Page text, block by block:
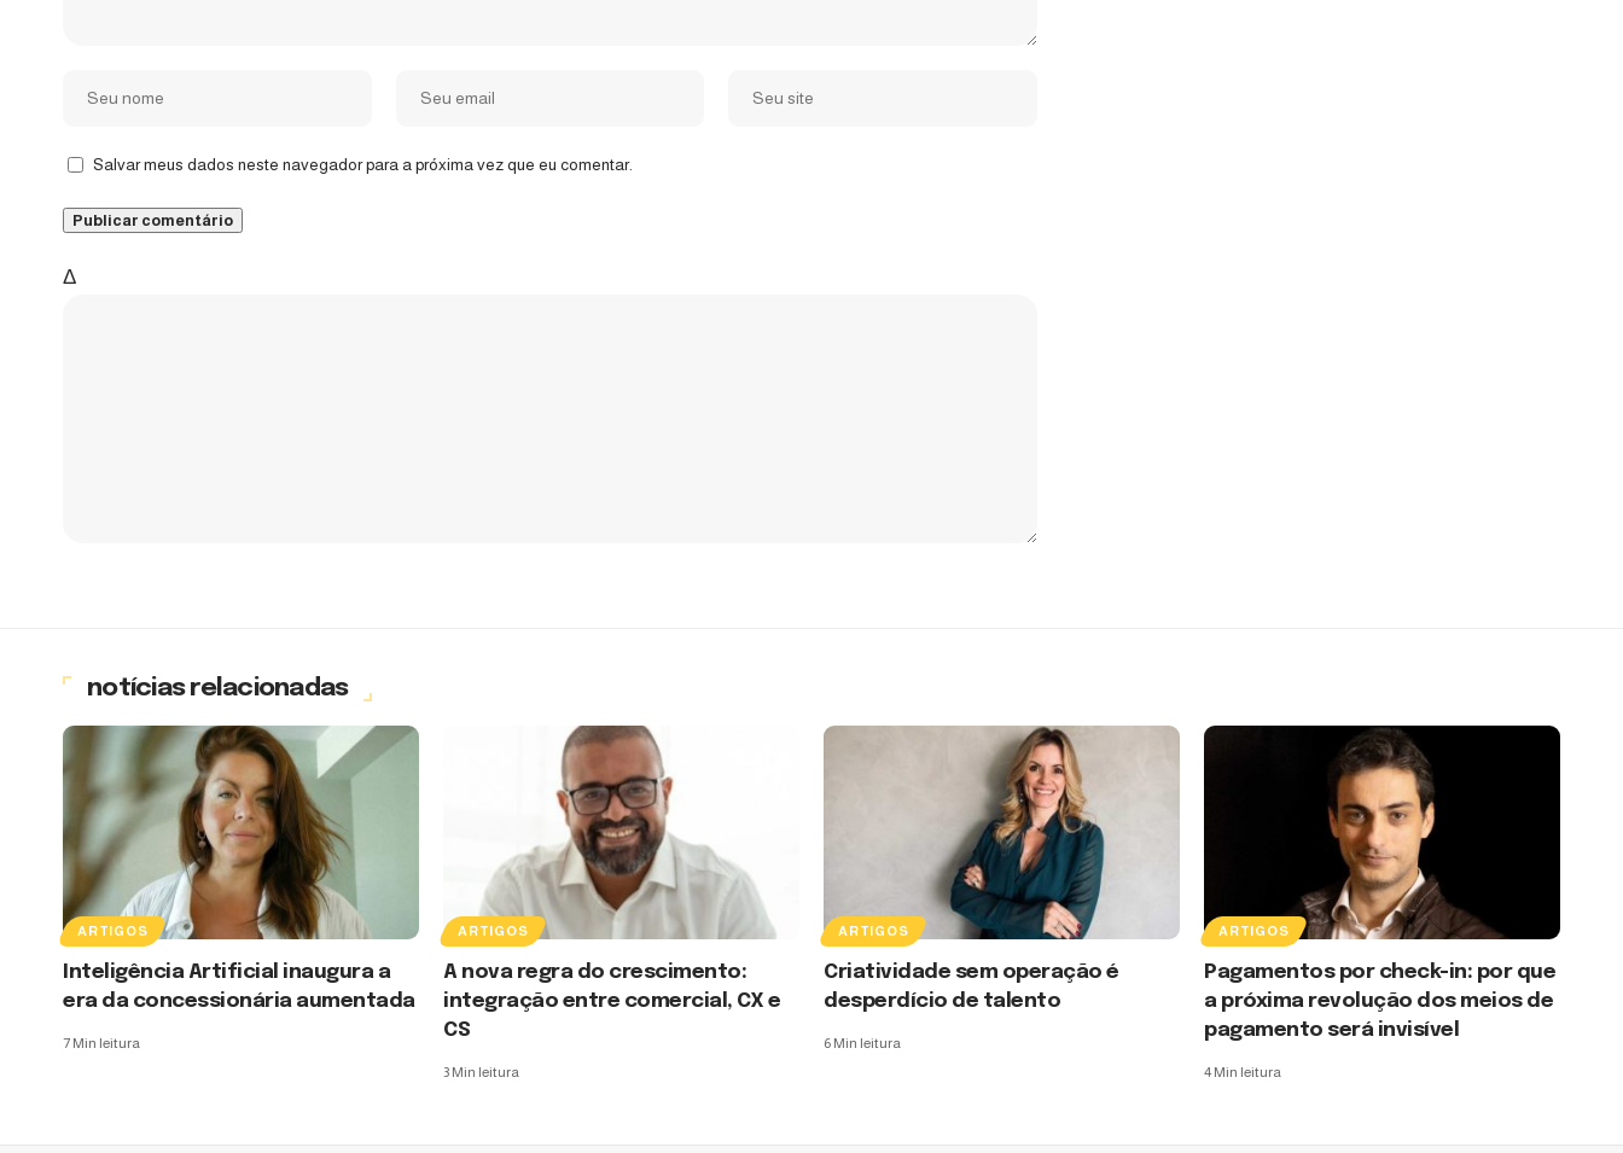
Salvar meus dados neste navegador para a próxima vez que eu comentar.
Δ
notícias relacionadas
ARTIGOS
Inteligência Artificial inaugura a
era da concessionária aumentada
7 Min leitura
ARTIGOS
A nova regra do crescimento:
integração entre comercial, CX e
CS
3 Min leitura
ARTIGOS
Criatividade sem operação é
desperdício de talento
6 Min leitura
ARTIGOS
Pagamentos por check-in: por que
a próxima revolução dos meios de
pagamento será invisível
4 Min leitura